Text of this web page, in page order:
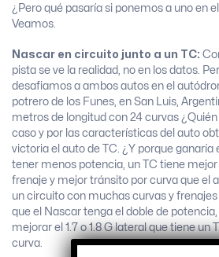
¿Pero qué pasaría si ponemos a uno en
Veamos.
Nascar en circuito junto a un TC:
pista se ve la realidad, no en los datos.
desafiamos a ambos autos en el
potrero de los Funes, en San Luis,
metros de longitud con 24 curvas
caso y por las características del auto
victoria el auto de TC. ¿Y porque ganaría
tener menos potencia, un TC tiene
frenaje y mejor tránsito por curva que el
un circuito con muchas curvas y
que el Nascar tenga el doble de
mejorar el 1.7 o 1.8 G lateral que tiene un
curva.